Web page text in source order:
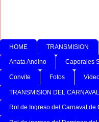
HOME TRANSMISION
Anata Andino Caporales
Convite Fotos
TRANSMISION DEL
Rol de Ingreso del Carnaval de